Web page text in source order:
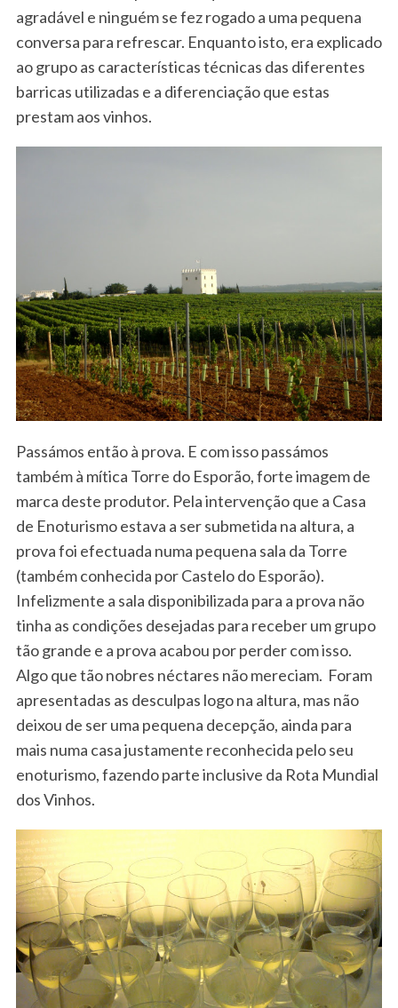
agradável e ninguém se fez rogado a uma pequena
conversa para refrescar. Enquanto isto, era explicado
ao grupo as características técnicas das diferentes
barricas utilizadas e a diferenciação que estas
prestam aos vinhos.
Passámos então à prova. E com isso passámos
também à mítica Torre do Esporão, forte imagem de
marca deste produtor. Pela intervenção que a Casa
de Enoturismo estava a ser submetida na altura, a
prova foi efectuada numa pequena sala da Torre
(também conhecida por Castelo do Esporão).
Infelizmente a sala disponibilizada para a prova não
tinha as condições desejadas para receber um grupo
tão grande e a prova acabou por perder com isso.
Algo que tão nobres néctares não mereciam. Foram
apresentadas as desculpas logo na altura, mas não
deixou de ser uma pequena decepção, ainda para
mais numa casa justamente reconhecida pelo seu
enoturismo, fazendo parte inclusive da Rota Mundial
dos Vinhos.